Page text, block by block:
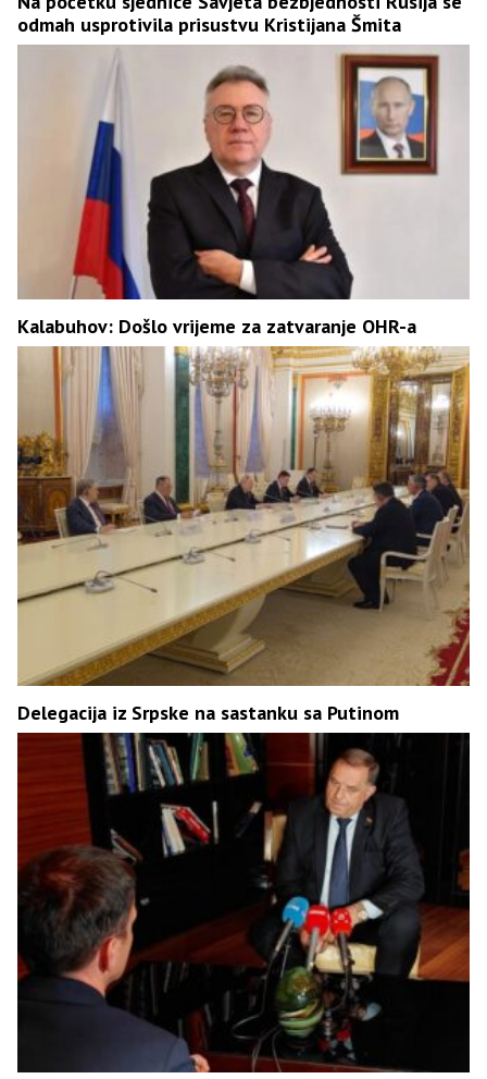
odmah usprotivila prisustvu Kristijana Šmita
Kalabuhov: Došlo vrijeme za zatvaranje OHR-a
Delegacija iz Srpske na sastanku sa Putinom